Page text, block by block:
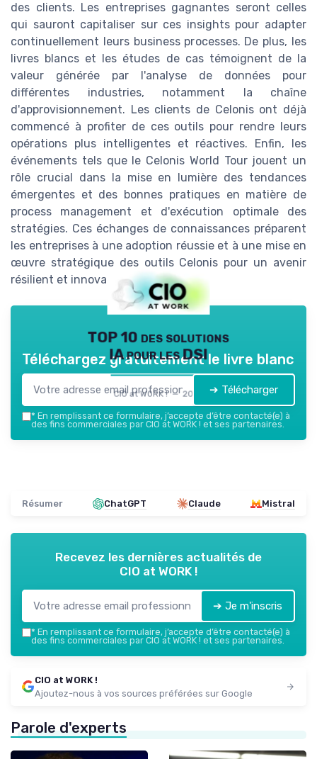
des clients. Les entreprises gagnantes seront celles
qui sauront capitaliser sur ces insights pour adapter
continuellement leurs business processes. De plus, les
livres blancs et les études de cas témoignent de la
valeur générée par l'analyse de données pour
différentes industries, notamment la chaîne
d'approvisionnement. Les clients de Celonis ont déjà
commencé à profiter de ces outils pour rendre leurs
opérations plus intelligentes et réactives. Enfin, les
événements tels que le Celonis World Tour jouent un
rôle crucial dans la mise en lumière des tendances
émergentes et des bonnes pratiques en matière de
process management et d'exécution optimale des
stratégies. Ces échanges de connaissances préparent
les entreprises à une adoption réussie et à une mise en
œuvre stratégique des outils Celonis pour un avenir
résilient et innovant.
TOP 10 des solutions
IA pour les DSI
CIO at WORK ! — 2026
Téléchargez gratuitement le livre blanc
➔ Télécharger
* En remplissant ce formulaire, j’accepte d’être contacté(e) à
des fins commerciales par CIO at WORK ! et ses partenaires.
Résumer ChatGPT Claude Mistral
Recevez les dernières actualités de
CIO at WORK !
➔ Je m'inscris
* En remplissant ce formulaire, j’accepte d’être contacté(e) à
des fins commerciales par CIO at WORK ! et ses partenaires.
CIO at WORK !
Ajoutez-nous à vos sources préférées sur Google
Parole d'experts